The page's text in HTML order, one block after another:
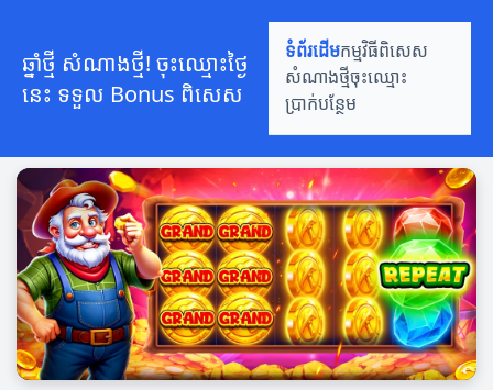
ឆ្នាំថ្មី សំណាងថ្មី! ចុះឈ្មោះថ្ងៃ
នេះ ទទួល Bonus ពិសេស
ទំព័រដើមកម្មវិធីពិសេស
សំណាងថ្មីចុះឈ្មោះ
ប្រាក់បន្ថែម